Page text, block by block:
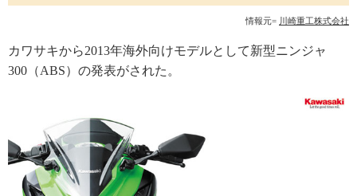
情報元= 川崎重工株式会社
カワサキから2013年海外向けモデルとして新型ニンジャ
300（ABS）の発表がされた。